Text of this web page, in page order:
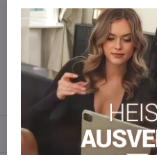
Möchten Sie
Zögern Sie nicht, uns zu
info​​@everlady​​.eu
Beschreibung